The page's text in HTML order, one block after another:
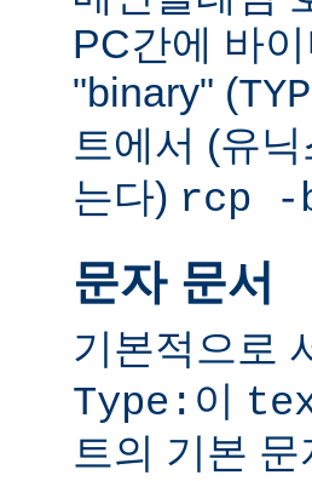
PC간에 바
"binary" (
트에서 (유닉
는다) rcp -
문자 문서
기본적으로
Type: 이
트의 기본